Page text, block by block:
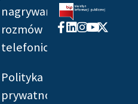
nagrywania
rozmów
telefonicznych
Polityka
prywatności
Facebook-
f
Linkedin
Instagram
Youtube
X-
twitter